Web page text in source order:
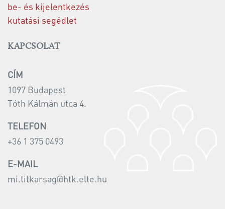
be- és kijelentkezés
kutatási segédlet
KAPCSOLAT
CÍM
1097 Budapest
Tóth Kálmán utca 4.
TELEFON
+36 1 375 0493
E-MAIL
mi.titkarsag@htk.elte.hu